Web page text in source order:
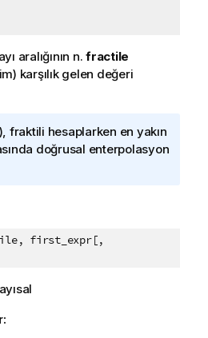
aralığının n. fractile
karşılık gelen değeri
, fraktili hesaplarken en yakın
doğrusal enterpolasyon
first_expr[,